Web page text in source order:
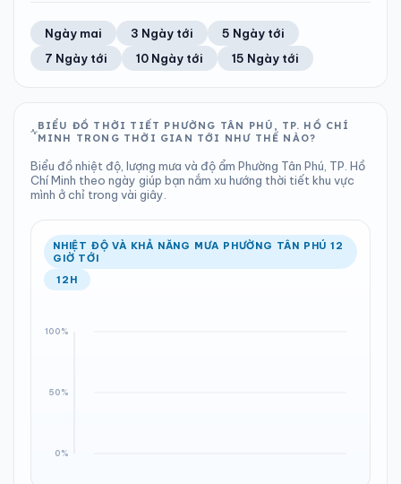
22°C 84%
Khả năng mưa
0.38 mm
Tổng cả ngày
1010 hPa
Bình thường
12
Chỉ số UV
Tốt
Ước lượng
22°C
Ổn định
26%
Khả năng mưa
Trung bình ngày Tốc độ gió
TIA UV TẦM NHÌN
LƯỢNG MƯA
0 mm
Tổng cả ngày
ÁP SUẤT
1009 hPa
Bình thường
Ổn định Khả năng mưa
Ngày mai 3 Ngày tới
5 Ngày tới
7 Ngày tới
10 Ngày tới 15 Ngày tới
BIỂU ĐỒ THỜI TIẾT PHƯỜNG TÂN PHÚ, TP. HỒ CHÍ
MINH TRONG THỜI GIAN TỚI NHƯ THẾ NÀO?
Biểu đồ nhiệt độ, lượng mưa và độ ẩm Phường Tân Phú, TP. Hồ
Chí Minh theo ngày giúp bạn nắm xu hướng thời tiết khu vực
mình ở chỉ trong vài giây.
NHIỆT ĐỘ VÀ KHẢ NĂNG MƯA PHƯỜNG TÂN PHÚ 12
GIỜ TỚI
12H